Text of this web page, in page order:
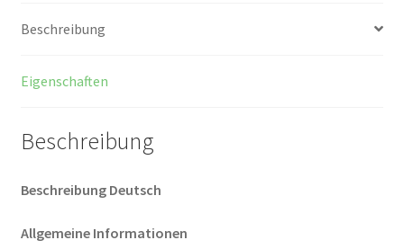
Beschreibung
Eigenschaften
Beschreibung
Beschreibung Deutsch
Allgemeine Informationen